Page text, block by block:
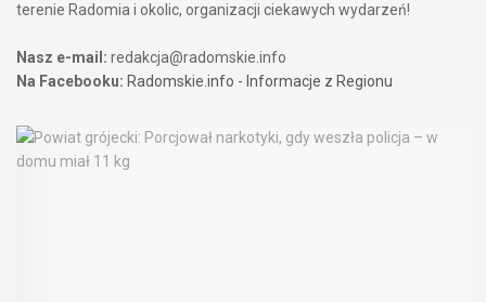
terenie Radomia i okolic, organizacji ciekawych wydarzeń!
Nasz e-mail: redakcja@radomskie.info
Na Facebooku: Radomskie.info - Informacje z Regionu